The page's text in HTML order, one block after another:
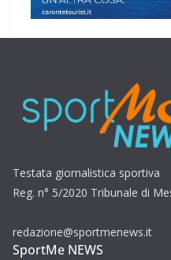
Testata giornalistica sportiva
Reg. n° 5/2020 Tribunale di
redazione@sportmenews.it
SportMe NEWS